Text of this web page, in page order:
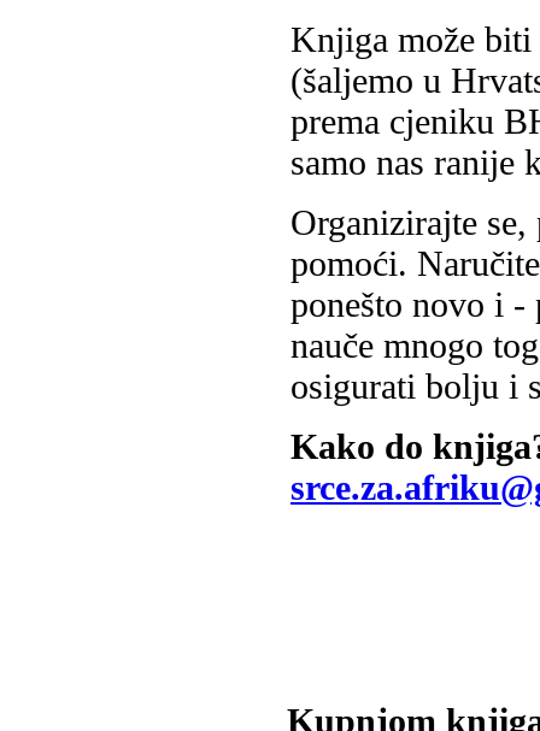
Knjiga može biti
(šaljemo u
prema cjeniku
samo nas ranije
Organizirajte
pomoći.
ponešto novo i -
nauče mnogo
osigurati bolju i
Kako do
Kupnjom